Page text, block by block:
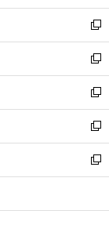
開
く
ウ
で
開
く
ン
ド
ウ
で
開
く
ウ
ィ
ン
ド
ウ
で
開
く
新
し
い
ウ
ィ
ン
ド
ウ
で
開
新
し
い
ウ
ィ
ン
ド
ウ
開
新
し
い
ウ
ィ
ン
ウ
新
し
い
ウ
ン
新
し
ウ